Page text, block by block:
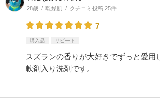
28歳 乾燥肌 クチコミ投稿 25件
7
購入品 リピート
スズランの香りが大好きでずっと愛用
軟剤入り洗剤です。